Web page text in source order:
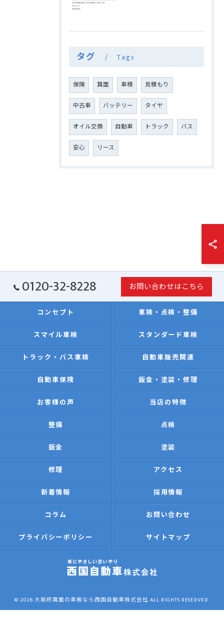
タグ Tags
保険 箕面 車検 見積もり
中古車 バッテリー タイヤ
オイル交換 自動車 トラック バス
安心 リース
0120-32-8228 お問い合わせはこちら
コンセプト 車検・点検・整備
スマイル車検 スタンダード車検
トラック・バス車検 自動車販売関連
自動車保険 鈑金・塗装・修理
お客様の声 当店の特徴
整備 点検
鈑金 塗装
修理 アクセス
新着情報 採用情報
コラム お問い合わせ
プライバシーポリシー サイトマップ
© 2026 大阪府箕面の車検なら西国自動車株式会社 ALL RIGHTS RESERVED.